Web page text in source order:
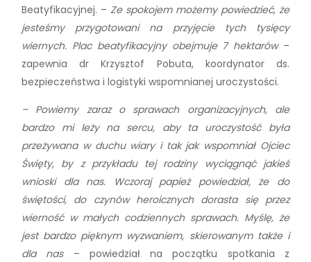
Beatyfikacyjnej. – Ze spokojem możemy powiedzieć, że
jesteśmy przygotowani na przyjęcie tych tysięcy
wiernych. Plac beatyfikacyjny obejmuje 7 hektarów–
zapewnia dr Krzysztof Pobuta, koordynator ds.
bezpieczeństwa i logistyki wspomnianej uroczystości.
– Powiemy zaraz o sprawach organizacyjnych, ale
bardzo mi leży na sercu, aby ta uroczystość była
przeżywana w duchu wiary i tak jak wspomniał Ojciec
Święty, by z przykładu tej rodziny wyciągnąć jakieś
wnioski dla nas. Wczoraj papież powiedział, że do
świętości, do czynów heroicznych dorasta się przez
wierność w małych codziennych sprawach. Myślę, że
jest bardzo pięknym wyzwaniem, skierowanym także i
dla nas– powiedział na początku spotkania z